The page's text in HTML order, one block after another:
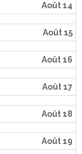
Août 14
Août 15
Août 16
Août 17
Août 18
Août 19